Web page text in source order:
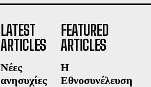
LATEST
ARTICLES
Νέες
ανησυχίες
FEATURED
ARTICLES
Η
Εθνοσυνέλευση